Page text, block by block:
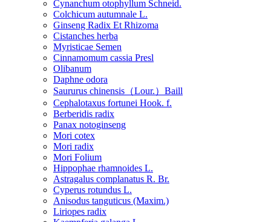
Cynanchum otophyllum Schneid.
Colchicum autumnale L.
Ginseng Radix Et Rhizoma
Cistanches herba
Myristicae Semen
Cinnamomum cassia Presl
Olibanum
Daphne odora
Saururus chinensis（Lour.）Baill
Cephalotaxus fortunei Hook. f.
Berberidis radix
Panax notoginseng
Mori cotex
Mori radix
Mori Folium
Hippophae rhamnoides L.
Astragalus complanatus R. Br.
Cyperus rotundus L.
Anisodus tanguticus (Maxim.)
Liriopes radix